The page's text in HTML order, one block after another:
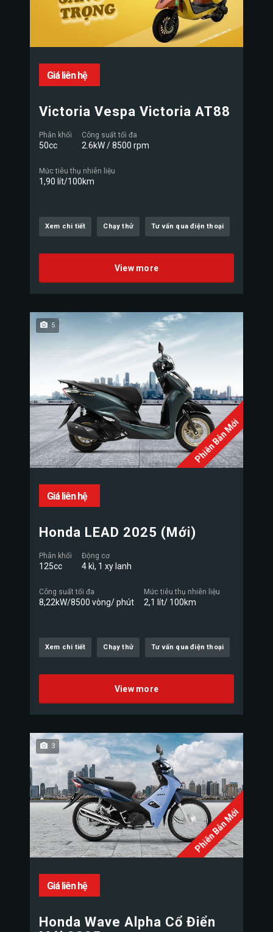
Giá liên hệ
Victoria Vespa Victoria AT88
Phân khối
50cc
Công suất tối đa
2.6kW / 8500 rpm
Mức tiêu thụ nhiên liệu
1,90 lít/100km
Xem chi tiết Chạy thử Tư vấn qua điện thoại
View more
Phiên Bản Mới
5
Giá liên hệ
Honda LEAD 2025 (Mới)
Phân khối
125cc
Động cơ
4 kì, 1 xy lanh
Công suất tối đa
8,22kW/8500 vòng/ phút
Mức tiêu thụ nhiên liệu
2,1 lít/ 100km
Xem chi tiết Chạy thử Tư vấn qua điện thoại
View more
Phiên Bản Mới
3
Giá liên hệ
Honda Wave Alpha Cổ Điển